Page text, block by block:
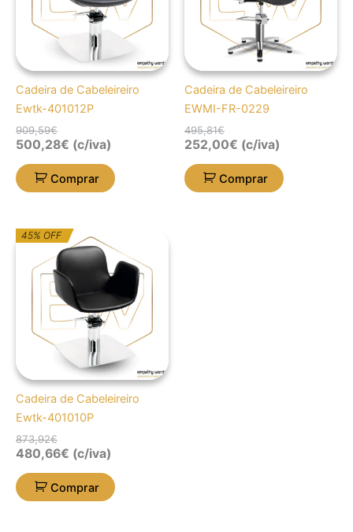
Cadeira de Cabeleireiro
Ewtk-401012P
909,59€
500,28€ (c/iva)
Comprar
Cadeira de Cabeleireiro
EWMI-FR-0229
495,81€
252,00€ (c/iva)
Comprar
45% OFF
Cadeira de Cabeleireiro
Ewtk-401010P
873,92€
O
preço
original
era:
873,92€.
O
preço
atual
é:
480,66€.
480,66€ (c/iva)
Comprar